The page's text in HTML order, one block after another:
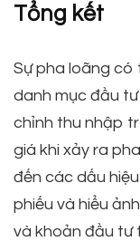
Tổng kết
Sự pha loãng có
danh mục đầu
chỉnh thu nhập
giá khi xảy ra
đến các dấu
phiếu và hiểu
và khoản đầu tư